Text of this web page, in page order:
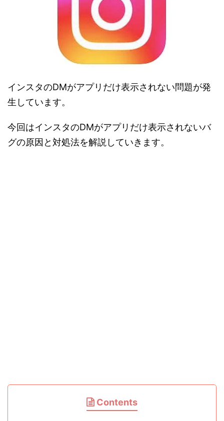
インスタのDMがアプリだけ表示されない問題が発
生しています。
今回はインスタのDMがアプリだけ表示されないバ
グの原因と対処法を解説していきます。
Contents